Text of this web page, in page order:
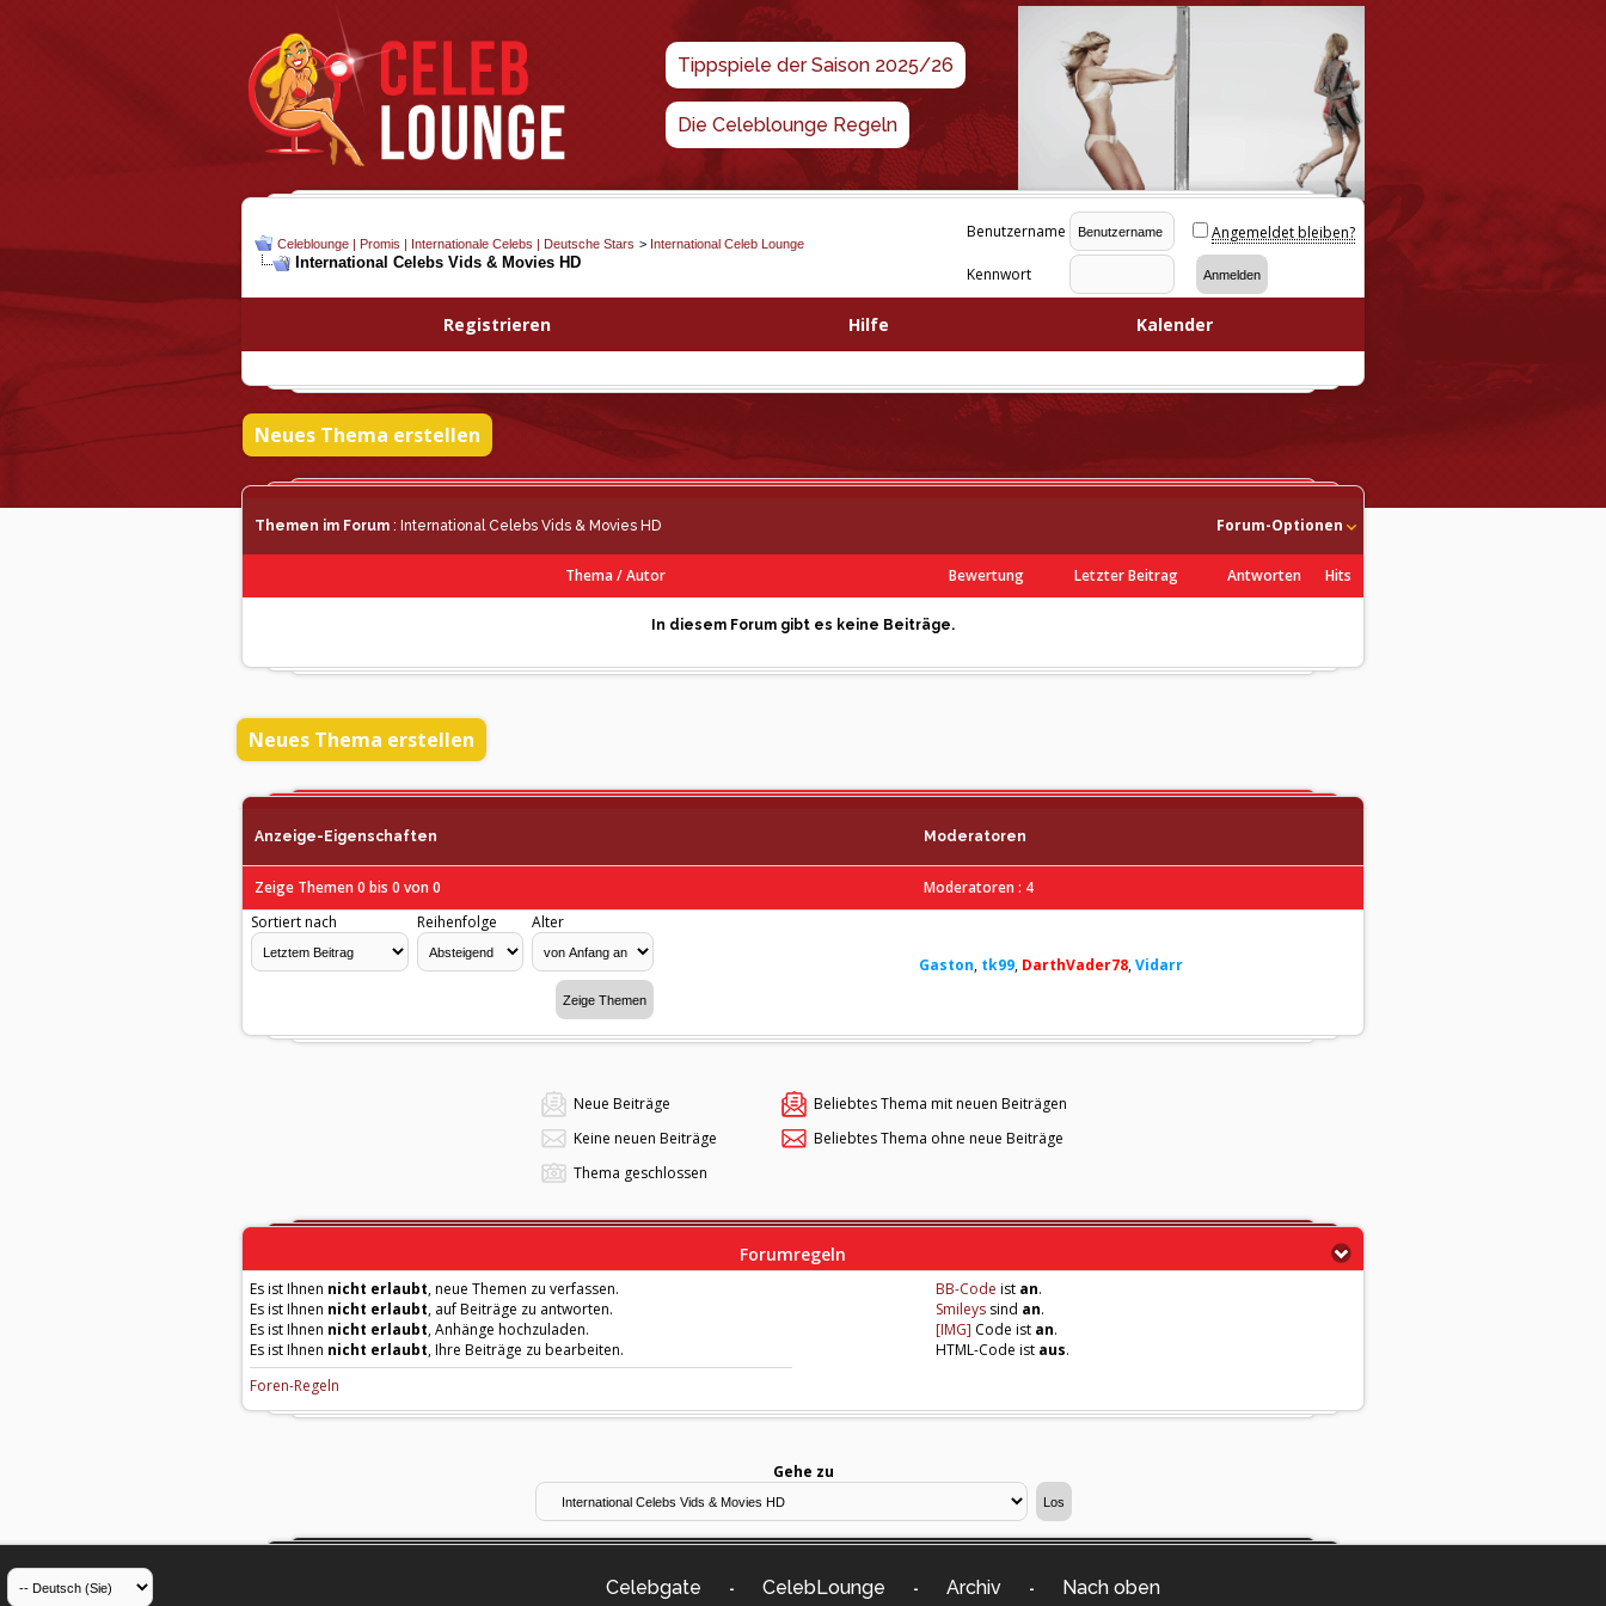
Tippspiele der Saison 2025/26
Die Celeblounge Regeln
Celeblounge | Promis | Internationale Celebs | Deutsche Stars > International Celeb Lounge
International Celebs Vids & Movies HD
Benutzername Angemeldet bleiben?
Kennwort
Registrieren Hilfe Kalender
Neues Thema erstellen
Themen im Forum : International Celebs Vids & Movies HD Forum-Optionen
Bewertung
Thema/Autor Letzter Beitrag Antworten Hits
In diesem Forum gibt es keine Beiträge.
Neues Thema erstellen
Anzeige-Eigenschaften Moderatoren
Zeige Themen 0 bis 0 von 0
Moderatoren : 4
Sortiert nach
Reihenfolge Alter
Gaston, tk99, DarthVader78,Vidarr
Neue Beiträge
Beliebtes Thema mit neuen Beiträgen
Keine neuen Beiträge
Beliebtes Thema ohne neue Beiträge
Thema geschlossen
Forumregeln
Es ist Ihnen nicht erlaubt, neue Themen zu verfassen.
Es ist Ihnen nicht erlaubt, auf Beiträge zu antworten.
Es ist Ihnen nicht erlaubt, Anhänge hochzuladen.
Es ist Ihnen nicht erlaubt, Ihre Beiträge zu bearbeiten.
Foren-Regeln
BB-Code ist an.
Smileys sind an.
[IMG] Code ist an.
HTML-Code ist aus.
Gehe zu
Celebgate - CelebLounge - Archiv - Nach oben